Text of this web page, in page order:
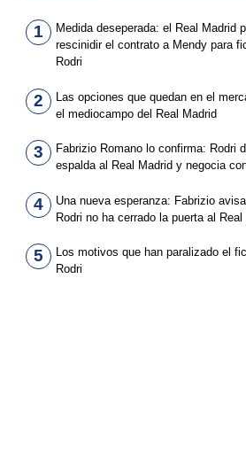
1
Medida deseperada: el Real Madrid
rescinidir el contrato a Mendy para
Rodri
2
Las opciones que quedan en el
el mediocampo del Real Madrid
3
Fabrizio Romano lo confirma: Rodri
espalda al Real Madrid y negocia
4
Una nueva esperanza: Fabrizio
Rodri no ha cerrado la puerta al Real
5
Los motivos que han paralizado el
Rodri